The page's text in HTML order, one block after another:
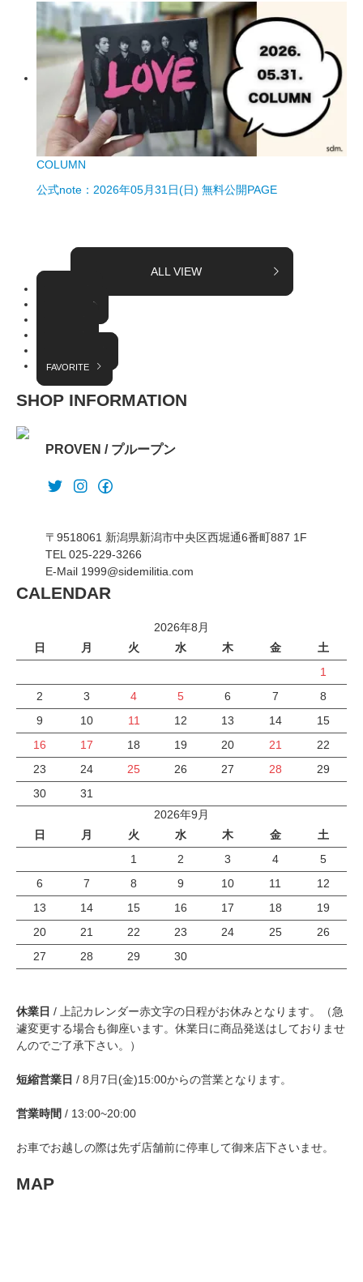
COLUMN
公式note：2026年05月31日(日) 無料公開PAGE
ALL VIEW
FAVORITE
SHOP INFORMATION
PROVEN / プループン
〒9518061 新潟県新潟市中央区西堀通6番町887 1F
TEL 025-229-3266
E-Mail 1999@sidemilitia.com
CALENDAR
2026年8月
日
月 火 水 木 金
土
1
2
3 4 5 6 7
8
9
10 11 12 13 14
15
16
17 18 19 20 21
22
23
24 25 26 27 28
29
30
31
2026年9月
日
月 火 水 木 金
土
1
2 3 4
5
6
7 8 9 10 11
12
13
14 15 16 17 18
19
20
21 22 23 24 25
26
27
28 29 30
休業日 / 上記カレンダー赤文字の日程がお休みとなります。（急
遽変更する場合も御座います。休業日に商品発送はしておりませ
んのでご了承下さい。）
短縮営業日 / 8月7日(金)15:00からの営業となります。
営業時間 / 13:00~20:00
お車でお越しの際は先ず店舗前に停車して御来店下さいませ。
MAP